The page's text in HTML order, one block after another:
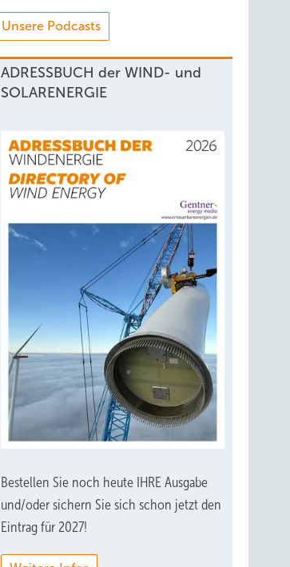
Unsere Podcasts
ADRESSBUCH der WIND- und
SOLARENERGIE
Bestellen Sie noch heute IHRE Ausgabe
und/oder sichern Sie sich schon jetzt den
Eintrag für 2027!